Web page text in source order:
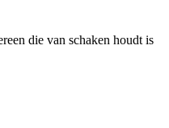
die van schaken houdt is